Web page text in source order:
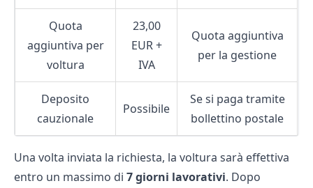
Quota
aggiuntiva per
voltura
23,00
EUR +
IVA
Quota aggiuntiva
per la gestione
Deposito
cauzionale
Possibile
Se si paga tramite
bollettino postale
Una volta inviata la richiesta, la voltura sarà effettiva
entro un massimo di 7 giorni lavorativi. Dopo